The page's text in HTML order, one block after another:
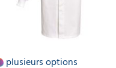
plusieurs options